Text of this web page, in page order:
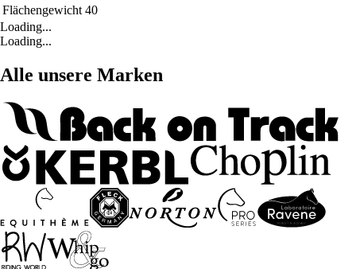
Flächengewicht 40
Loading...
Loading...
Alle unsere Marken